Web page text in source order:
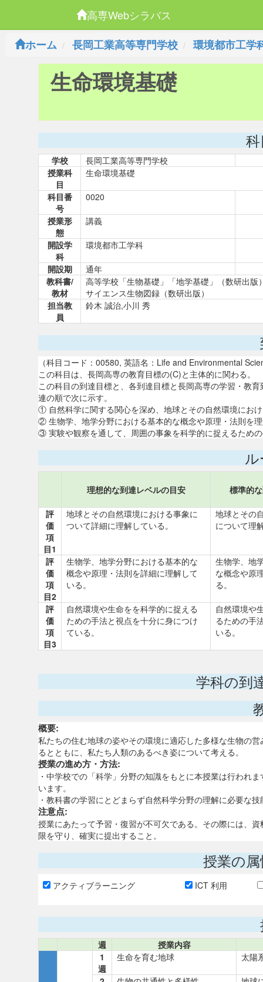
高専Webシラバス
ホーム
長岡工業高等専門学校 環境都市工学
生命環境基礎
学校
長岡工業高等専門学校
授業科
目
生命環境基礎
科目番
号
0020
授業形
態
講義
開設学
科
環境都市工学科
開設期
通年
教科書/
教材
高等学校「生物基礎」「地学基礎」（数研出
サイエンス生物図録（数研出版）
担当教
員
鈴木 誠治,小川 秀
（科目コード：00580, 英語名：Life and Environmental
この科目は、長岡高専の教育目標の(C)と主体的に関わる。
この科目の到達目標と、各到達目標と長岡高専の学習・教
連の順で次に示す。
① 自然科学に関する関心を深め、地球とその自然環境にお
② 生物学、地学分野における基本的な概念や原理・法則を
③ 実験や観察を通して、周囲の事象を科学的に捉えるため
理想的な到達レベルの目安 標準的
評
価
項
目1
地球とその自然環境における事象に
ついて詳細に理解している。
地球とその
について理
評
価
項
目2
生物学、地学分野における基本的な
概念や原理・法則を詳細に理解して
いる。
生物学、地
な概念や原
る。
評
価
項
目3
自然環境や生命をを科学的に捉える
ための手法と視点を十分に身につけ
ている。
自然環境や
るための手
いる。
学科の到
概要:
私たちの住む地球の姿やその環境に適応した多様な生物の
るとともに、私たち人類のあるべき姿について考える。
授業の進め方・方法:
・中学校での「科学」分野の知識をもとに本授業は行われ
います。
・教科書の学習にとどまらず自然科学分野の理解に必要な
注意点:
授業にあたって予習・復習が不可欠である。その際には、
限を守り、確実に提出すること。
授業の
アクティブラーニング ICT 利用
週 授業内容
1
週
生命を育む地球 太陽